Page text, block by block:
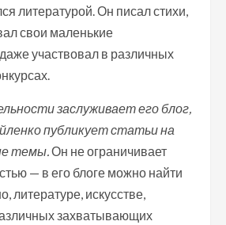
литературой. Он писал стихи,
свои маленькие
участвовал в различных
заслуживает его блог,
публикует статьи на
темы.Он не ограничивает
— в его блоге можно найти
литературе, искусстве,
захватывающих